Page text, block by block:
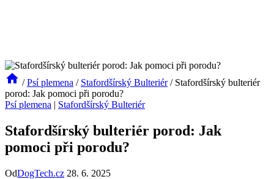
/ Psí plemena / Stafordšírský Bulteriér / Stafordšírský bulteriér
porod: Jak pomoci při porodu?
Psí plemena | Stafordšírský Bulteriér
Stafordšírský bulteriér porod: Jak
pomoci při porodu?
OdDogTech.cz 28. 6. 2025